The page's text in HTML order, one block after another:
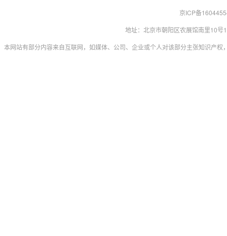
京ICP备
地址：北京市朝阳区农展馆南里10
本网站有部分内容来自互联网，如媒体、公司、企业或个人对该部分主张知识产